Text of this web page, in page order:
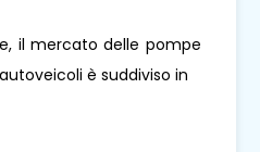
il mercato delle pompe
è suddiviso in